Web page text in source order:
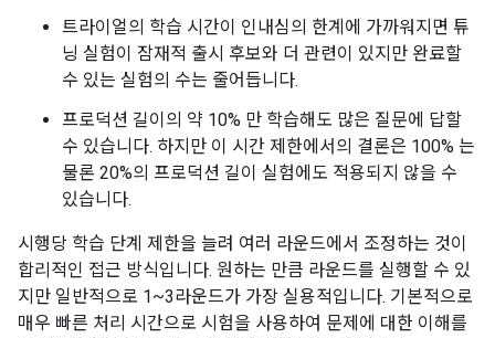
트라이얼의 학습 시간이 인내심의 한계에 가까워지면 튜
닝 실험이 잠재적 출시 후보와 더 관련이 있지만 완료할
수 있는 실험의 수는 줄어듭니다.
프로덕션 길이의 약 10% 만 학습해도 많은 질문에 답할
수 있습니다. 하지만 이 시간 제한에서의 결론은 100% 는
물론 20%의 프로덕션 길이 실험에도 적용되지 않을 수
있습니다.
시행당 학습 단계 제한을 늘려 여러 라운드에서 조정하는 것이
합리적인 접근 방식입니다. 원하는 만큼 라운드를 실행할 수 있
지만 일반적으로 1~3라운드가 가장 실용적입니다. 기본적으로
매우 빠른 처리 시간으로 시험을 사용하여 문제에 대한 이해를